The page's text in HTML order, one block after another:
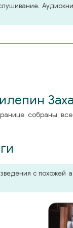
собраны
с